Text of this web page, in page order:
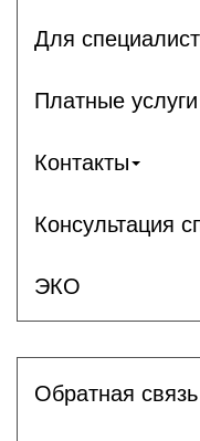
Для
Платные услуги
Контакты
Консультация
ЭКО
Обратная связь